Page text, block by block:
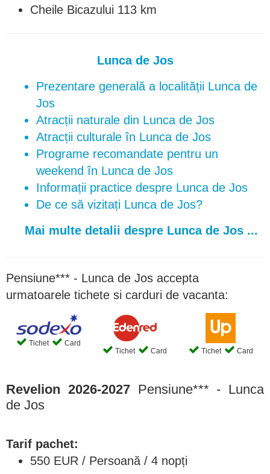
Cheile Bicazului 113 km
Lunca de Jos
Prezentare generală a localității Lunca de
Jos
Atracții naturale din Lunca de Jos
Atracții culturale în Lunca de Jos
Programe recomandate pentru un
weekend în Lunca de Jos
Informații practice despre Lunca de Jos
De ce să vizitați Lunca de Jos?
Mai multe detalii despre Lunca de Jos ...
Pensiune*** - Lunca de Jos accepta
urmatoarele tichete si carduri de vacanta:
Tichet
Card
Tichet
Card Tichet Card
Revelion 2026-2027 Pensiune*** - Lunca
de Jos
Tarif pachet:
550 EUR / Persoană / 4 nopți